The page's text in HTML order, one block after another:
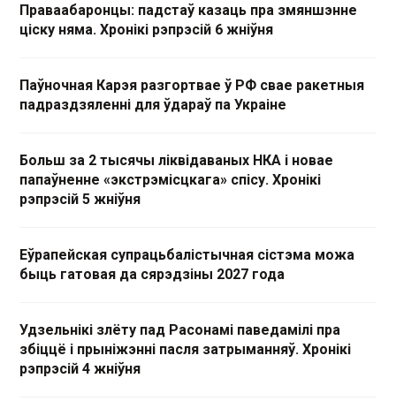
Праваабаронцы: падстаў казаць пра змяншэнне
ціску няма. Хронікі рэпрэсій 6 жніўня
Паўночная Карэя разгортвае ў РФ свае ракетныя
падраздзяленні для ўдараў па Украіне
Больш за 2 тысячы ліквідаваных НКА і новае
папаўненне «экстрэмісцкага» спісу. Хронікі
рэпрэсій 5 жніўня
Еўрапейская супрацьбалістычная сістэма можа
быць гатовая да сярэдзіны 2027 года
Удзельнікі злёту пад Расонамі паведамілі пра
збіццё і прыніжэнні пасля затрыманняў. Хронікі
рэпрэсій 4 жніўня